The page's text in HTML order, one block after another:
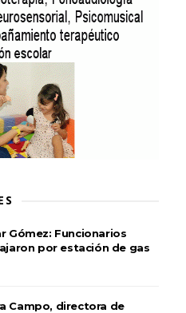
Gómez: Funcionarios
por estación de gas
Campo, directora de